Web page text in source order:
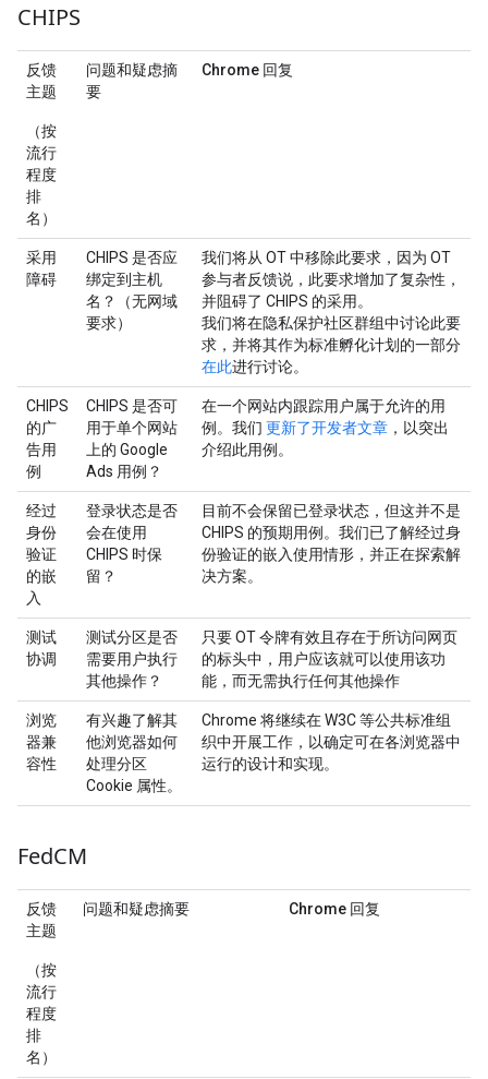
CHIPS
反馈
主题
（按
流行
程度
排
名）
问题和疑虑摘
要
Chrome 回复
采用
障碍
CHIPS 是否应
绑定到主机
名？（无网域
要求）
我们将从 OT 中移除此要求，因为 OT
参与者反馈说，此要求增加了复杂性，
并阻碍了 CHIPS 的采用。
我们将在隐私保护社区群组中讨论此要
求，并将其作为标准孵化计划的一部分
在此进行讨论。
CHIPS
的广
告用
例
CHIPS 是否可
用于单个网站
上的 Google
Ads 用例？
在一个网站内跟踪用户属于允许的用
例。我们 更新了开发者文章 ，以突出
介绍此用例。
经过
身份
验证
的嵌
入
登录状态是否
会在使用
CHIPS 时保
留？
目前不会保留已登录状态，但这并不是
CHIPS 的预期用例。我们已了解经过身
份验证的嵌入使用情形，并正在探索解
决方案。
测试
协调
测试分区是否
需要用户执行
其他操作？
只要 OT 令牌有效且存在于所访问网页
的标头中，用户应该就可以使用该功
能，而无需执行任何其他操作
浏览
器兼
容性
有兴趣了解其
他浏览器如何
处理分区
Cookie 属性。
Chrome 将继续在 W3C 等公共标准组
织中开展工作，以确定可在各浏览器中
运行的设计和实现。
FedCM
反馈
主题
（按
流行
程度
排
名）
问题和疑虑摘要 Chrome 回复